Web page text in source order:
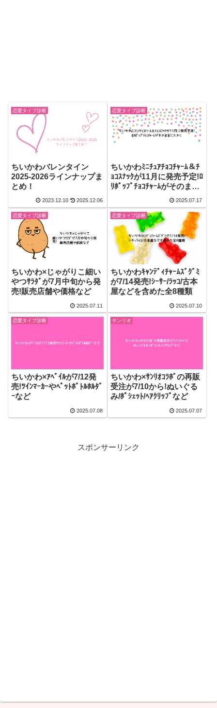
恋愛タイプ診断
ちいかわバレンタイン
2025-2026ラインナップま
とめ！
2023.12.10 2025.12.06
恋愛タイプ診断
ちいかわﾐﾆﾁｭｱﾁｮｺﾁｬｰﾑ＆ﾁ
ｮｺｽﾅｯｸが11月に発売予定!ﾛ
ﾘﾎﾟｯﾌﾟﾁｮｺﾁｬｰﾑがそのまま
2025.07.17
恋愛タイプ診断
ちいかわ×じゃがりこ細い
やつｻﾗﾀﾞが7月中旬から発
売!販売店舗や価格など
2025.07.11
恋愛タイプ診断
ちいかわｷｬﾝﾃﾞｨﾁｬｰﾑｽﾞｸﾞﾐ
が7/14発売!ｼｰｻｰ/ﾗｯｺ/古本
屋などを含めた全8種類
2025.07.10
恋愛タイプ診断
ちいかわ×ｱﾍﾞｲﾙが7/12発
売!ﾂｲﾝﾏｰｶｰやﾍﾟｯﾄﾎﾞﾄﾙﾎﾙﾀﾞ
ｰなど
2025.07.08
サンリオ
ちいかわ×ｻﾝﾘｵｺﾗﾎﾞの再販
受注が7/10から!ぬいぐる
み/ﾎﾟｼｪｯﾄ/ﾍｱｸﾘｯﾌﾟなど
2025.07.07
スポンサーリンク